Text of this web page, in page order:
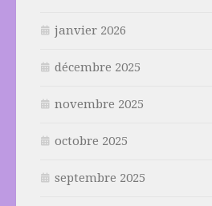
janvier 2026
décembre 2025
novembre 2025
octobre 2025
septembre 2025